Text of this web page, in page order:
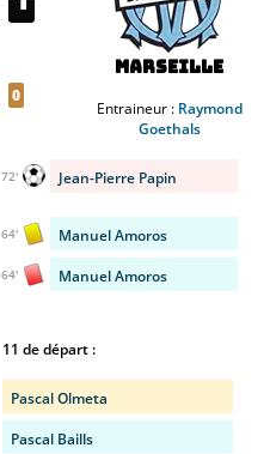
0
Marseille
Entraineur : Raymond
Goethals
Jean-Pierre Papin
72'
Manuel Amoros
64'
Manuel Amoros
64'
11 de départ :
Pascal Olmeta
Pascal Baills